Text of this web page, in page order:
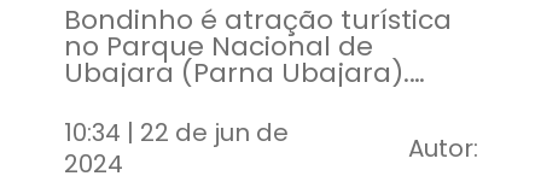
Bondinho é atração turística
no Parque Nacional de
Ubajara (Parna Ubajara).
Prefeitura de Ubajara
10:34 | 22 de jun de
2024
Autor: